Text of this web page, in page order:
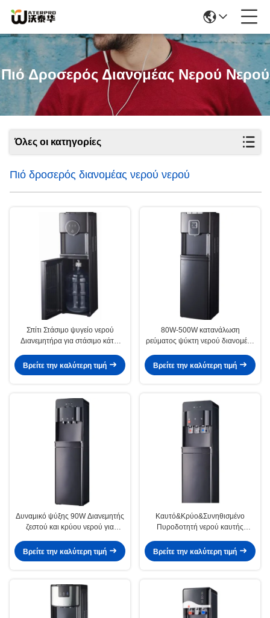
Πιό Δροσερός Διανομέας Νερού Νερού
Όλες οι κατηγορίες
Πιό δροσερός διανομέας νερού νερού
Σπίτι Στάσιμο ψυγείο νερού
Διανεμητήρα για στάσιμο κάτω
ζεστού νερού με κλειδαριά
ασφαλείας
Βρείτε την καλύτερη τιμή
80W-500W κατανάλωση
ρεύματος ψύκτη νερού διανομέας
φορτίο
Βρείτε την καλύτερη τιμή
Δυναμικό ψύξης 90W Διανεμητής
ζεστού και κρύου νερού για
Βρείτε την καλύτερη τιμή
Καυτό&Κρύο&Συνηθισμένο
Πυροδοτητή νερού καυτής
Βρείτε την καλύτερη τιμή